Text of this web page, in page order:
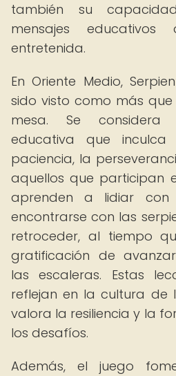
también su
mensajes
entretenida.
En Oriente Medio,
sido visto como más
mesa. Se considera
educativa que
paciencia, la
aquellos que participan
aprenden a lidiar
encontrarse con las
retroceder, al tiempo
gratificación de
las escaleras. Estas
reflejan en la cultura de
valora la resiliencia y la
los desafíos.
Además, el juego